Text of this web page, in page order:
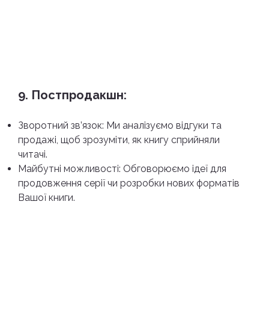
9. Постпродакшн:
Зворотний зв’язок: Ми аналізуємо відгуки та
продажі, щоб зрозуміти, як книгу сприйняли
читачі.
Майбутні можливості: Обговорюємо ідеї для
продовження серії чи розробки нових форматів
Вашої книги.